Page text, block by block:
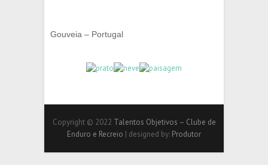
Gouveia – Portugal
Copyright © 2022 Talentos Objetivos – Clube de
Enduro e Recreio | designed by: Produtor